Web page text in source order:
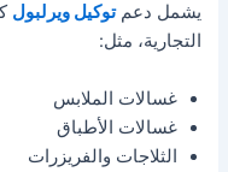
يشمل دعمتوكيل ويرلبول
التجارية، مثل:
غسالات الملابس
غسالات الأطباق
الثلاجات والفريزرات